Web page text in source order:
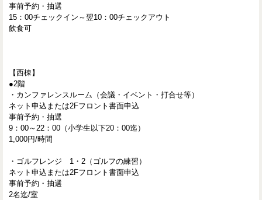
事前予約・抽選
15：00チェックイン～翌10：00チェックアウト
飲食可
【西棟】
●2階
・カンファレンスルーム（会議・イベント・打合せ等）
ネット申込または2Fフロント書面申込
事前予約・抽選
9：00～22：00（小学生以下20：00迄）
1,000円/時間
・ゴルフレンジ 1・2（ゴルフの練習）
ネット申込または2Fフロント書面申込
事前予約・抽選
2名迄/室